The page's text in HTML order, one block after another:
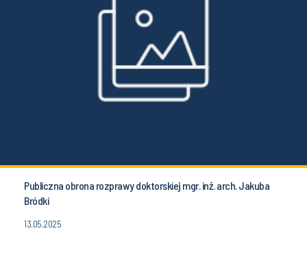
Publiczna obrona rozprawy doktorskiej mgr. inż. arch. Jakuba
Bródki
13.05.2025